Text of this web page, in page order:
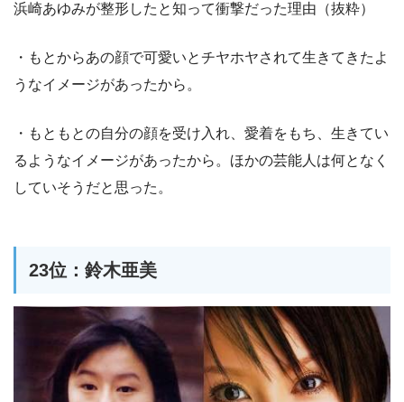
浜崎あゆみが整形したと知って衝撃だった理由（抜粋）
・もとからあの顔で可愛いとチヤホヤされて生きてきたよ
うなイメージがあったから。
・もともとの自分の顔を受け入れ、愛着をもち、生きてい
るようなイメージがあったから。ほかの芸能人は何となく
していそうだと思った。
23位：鈴木亜美